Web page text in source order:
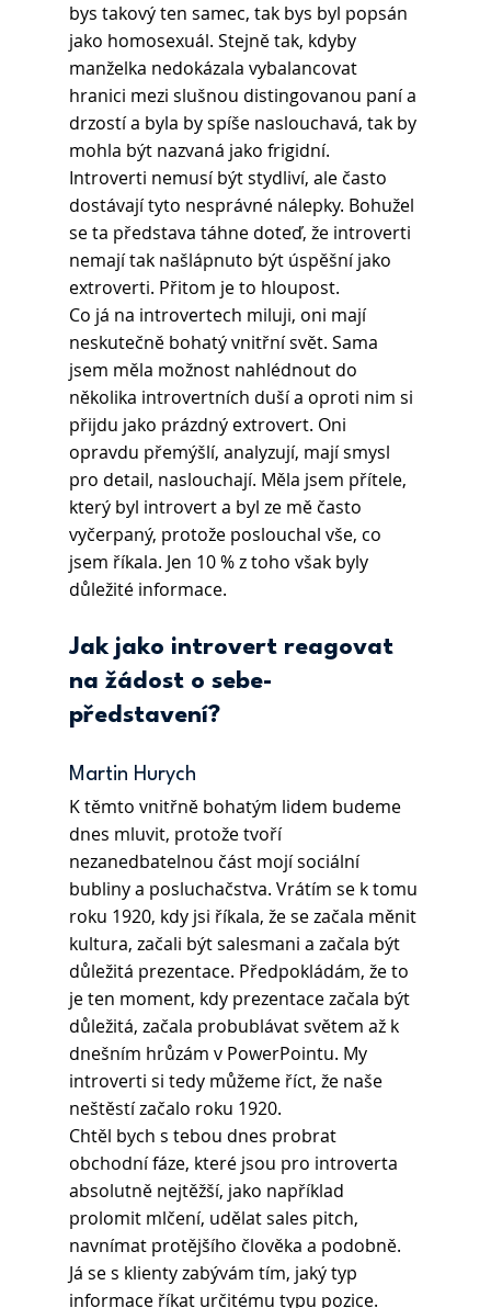
bys takový ten samec, tak bys byl popsán
jako homosexuál. Stejně tak, kdyby
manželka nedokázala vybalancovat
hranici mezi slušnou distingovanou paní a
drzostí a byla by spíše naslouchavá, tak by
mohla být nazvaná jako frigidní.
Introverti nemusí být stydliví, ale často
dostávají tyto nesprávné nálepky. Bohužel
se ta představa táhne doteď, že introverti
nemají tak našlápnuto být úspěšní jako
extroverti. Přitom je to hloupost.
Co já na introvertech miluji, oni mají
neskutečně bohatý vnitřní svět. Sama
jsem měla možnost nahlédnout do
několika introvertních duší a oproti nim si
přijdu jako prázdný extrovert. Oni
opravdu přemýšlí, analyzují, mají smysl
pro detail, naslouchají. Měla jsem přítele,
který byl introvert a byl ze mě často
vyčerpaný, protože poslouchal vše, co
jsem říkala. Jen 10 % z toho však byly
důležité informace.
Jak jako introvert reagovat
na žádost o sebe-
představení?
Martin Hurych
K těmto vnitřně bohatým lidem budeme
dnes mluvit, protože tvoří
nezanedbatelnou část mojí sociální
bubliny a posluchačstva. Vrátím se k tomu
roku 1920, kdy jsi říkala, že se začala měnit
kultura, začali být salesmani a začala být
důležitá prezentace. Předpokládám, že to
je ten moment, kdy prezentace začala být
důležitá, začala probublávat světem až k
dnešním hrůzám v PowerPointu. My
introverti si tedy můžeme říct, že naše
neštěstí začalo roku 1920.
Chtěl bych s tebou dnes probrat
obchodní fáze, které jsou pro introverta
absolutně nejtěžší, jako například
prolomit mlčení, udělat sales pitch,
navnímat protějšího člověka a podobně.
Já se s klienty zabývám tím, jaký typ
informace říkat určitému typu pozice.